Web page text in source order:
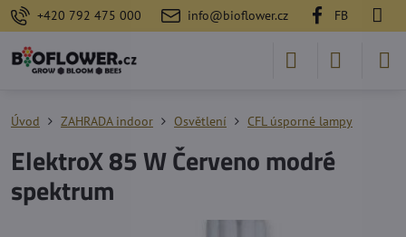
+420 792 475 000 info@bioflower.cz FB
Úvod ZAHRADA indoor Osvětlení CFL úsporné lampy
ElektroX 85 W Červeno modré
spektrum